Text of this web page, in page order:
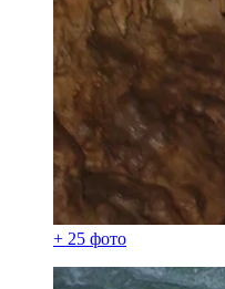
+ 25 фото